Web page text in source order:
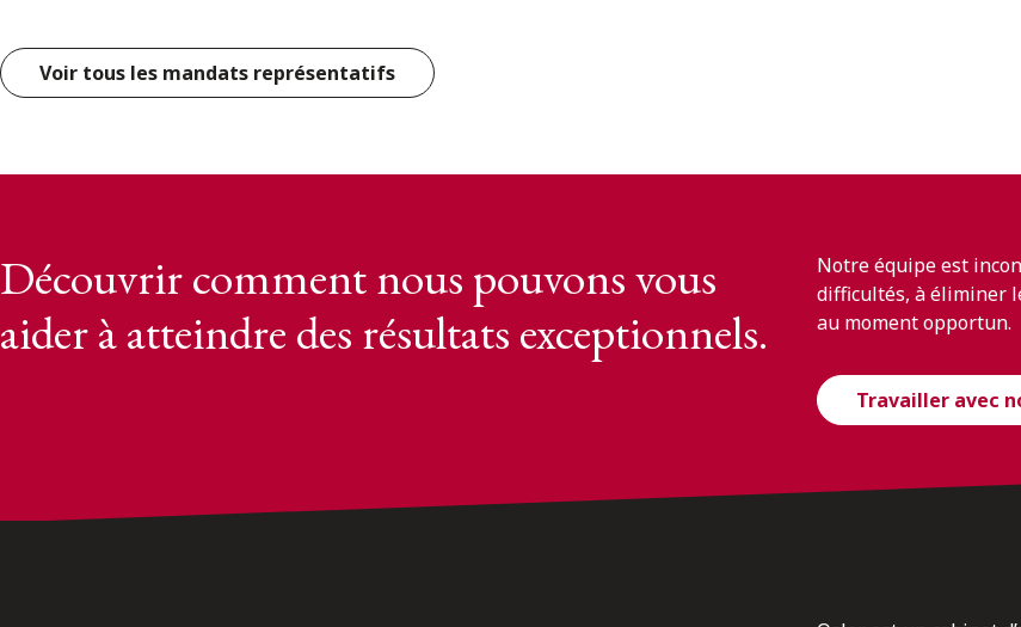
Voir tous les mandats représentatifs
Découvrir comment nous pouvons vous
aider à atteindre des résultats exceptionnels.
Notre équipe est
difficultés, à éliminer
au moment opportun.
Travailler avec